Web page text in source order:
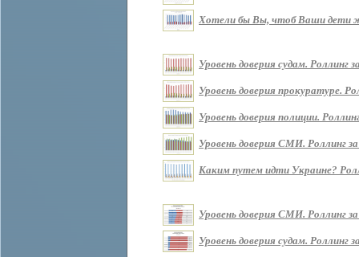
Хотели бы Вы, чтоб Ваши дети
Уровень доверия судам. Роллинг
Уровень доверия прокуратуре.
Уровень доверия полиции.
Уровень доверия СМИ. Роллинг
Каким путем идти Украине?
Уровень доверия СМИ. Роллинг
Уровень доверия судам. Роллинг